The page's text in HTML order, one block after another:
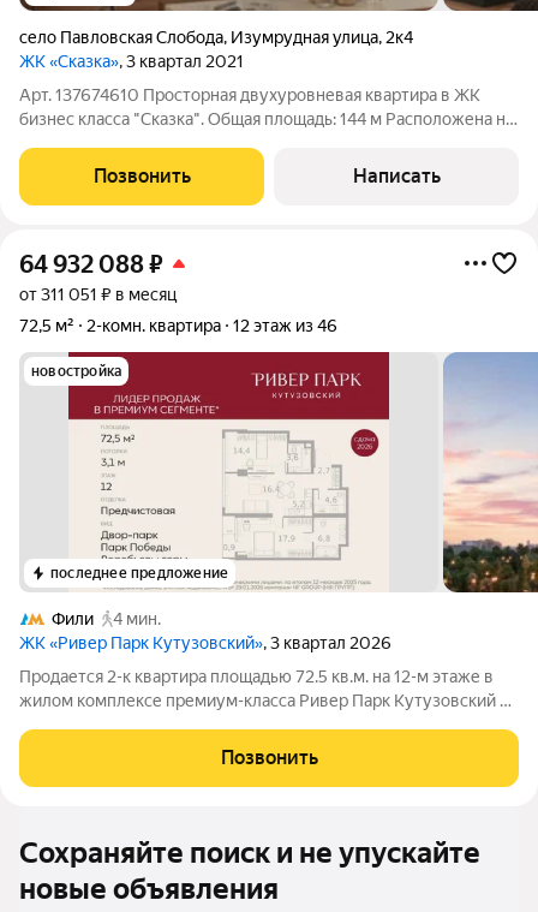
село Павловская Слобода, Изумрудная улица, 2к4
ЖК «Сказка», 3 квартал 2021
Арт. 137674610 Просторная двухуровневая квартира в ЖК
бизнес класса "Сказка". Общая площадь: 144 м Расположена на
+ второй свет (6м), панорамные окна, просторный видовой
балкон, свободная
Позвонить Написать
64 932 088₽
от 311 051 ₽ в месяц
72,5 м²
2-комн. квартира 12 этаж из 46
новостройка
последнее предложение
Фили
4 мин.
ЖК «Ривер Парк Кутузовский», 3 квартал 2026
Продается 2-к квартира площадью 72.5 кв.м. на 12-м этаже в
жилом комплексе премиум-класса Ривер Парк Кутузовский в
Кутузовский строится в одном из самых престижных районов
столицы Дорогомилово, на
Позвонить
Сохраняйте поиск и не упускайте
новые объявления